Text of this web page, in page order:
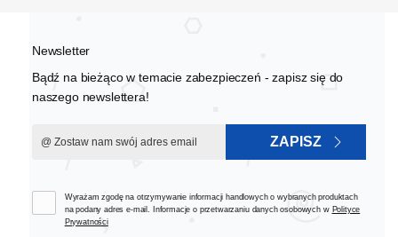
Newsletter
Bądź na bieżąco w temacie zabezpieczeń - zapisz się do
naszego newslettera!
ZAPISZ
Wyrażam zgodę na otrzymywanie informacji handlowych o wybranych produktach
na podany adres e-mail. Informacje o przetwarzaniu danych osobowych w Polityce
Prywatności